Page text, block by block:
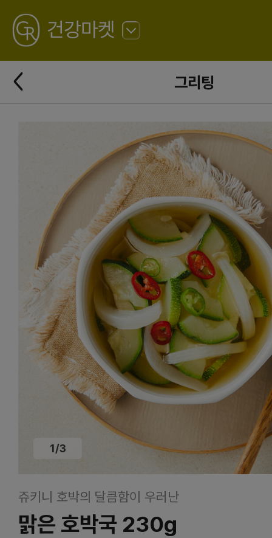
GREATING
건강마켓
로
그리팅
뒤
로
가
1/3
쥬키니 호박의 달큼함이 우러난
맑은 호박국 230g